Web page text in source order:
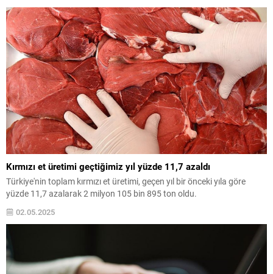
Kırmızı et üretimi geçtiğimiz yıl yüzde 11,7 azaldı
Türkiye'nin toplam kırmızı et üretimi, geçen yıl bir önceki yıla göre
yüzde 11,7 azalarak 2 milyon 105 bin 895 ton oldu.
02.05.2025